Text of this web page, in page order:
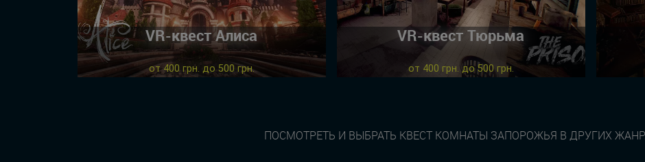
VR-квест Алиса
от 400 грн. до 500 грн.
VR-квест Тюрьма
от 400 грн. до 500 грн.
ПОСМОТРЕТЬ И ВЫБРАТЬ КВЕСТ КОМНАТЫ ЗАПОРОЖЬЯ В ДРУГИХ